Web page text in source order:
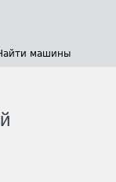
машины